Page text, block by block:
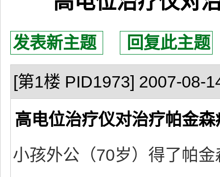
发表新主题 回复此主题
[第1楼 PID1973] 2007-08-
高电位治疗仪对治疗帕金
小孩外公（70岁）得了帕